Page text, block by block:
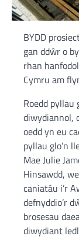
BYDD
gan ddŵr o
rhan
Cymru am
Roedd pyllau
diwydiannol,
oedd yn eu
pyllau glo’n
Mae Julie
Hinsawdd,
caniatáu i’r
defnyddio’r
brosesau
diwydiant